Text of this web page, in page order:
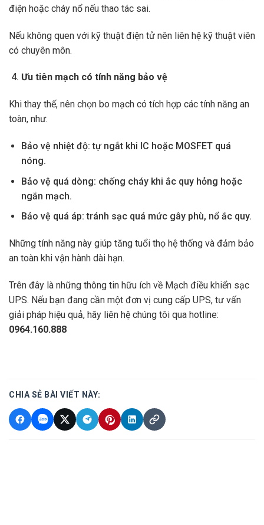
điện hoặc cháy nổ nếu thao tác sai.
Nếu không quen với kỹ thuật điện tử nên liên hệ kỹ thuật viên
có chuyên môn.
Ưu tiên mạch có tính năng bảo vệ
Khi thay thế, nên chọn bo mạch có tích hợp các tính năng an
toàn, như:
Bảo vệ nhiệt độ: tự ngắt khi IC hoặc MOSFET quá
nóng.
Bảo vệ quá dòng: chống cháy khi ắc quy hỏng hoặc
ngắn mạch.
Bảo vệ quá áp: tránh sạc quá mức gây phù, nổ ắc quy.
Những tính năng này giúp tăng tuổi thọ hệ thống và đảm bảo
an toàn khi vận hành dài hạn.
Trên đây là những thông tin hữu ích về Mạch điều khiển sạc
UPS. Nếu bạn đang cần một đơn vị cung cấp UPS, tư vấn
giải pháp hiệu quả, hãy liên hệ chúng tôi qua hotline:
0964.160.888
CHIA SẺ BÀI VIẾT NÀY: